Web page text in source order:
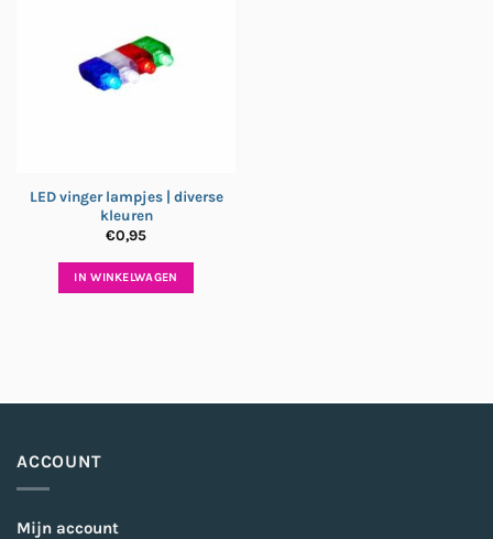
LED vinger lampjes | diverse
kleuren
€0,95
IN WINKELWAGEN
ACCOUNT
Mijn account